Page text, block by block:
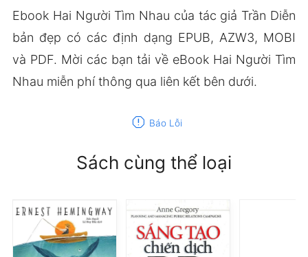
Ebook Hai Người Tìm Nhau của tác giả Trần Diễn
bản đẹp có các định dạng EPUB, AZW3, MOBI
và PDF. Mời các bạn tải về eBook Hai Người Tìm
Nhau miễn phí thông qua liên kết bên dưới.
report Báo Lỗi
Sách cùng thể loại